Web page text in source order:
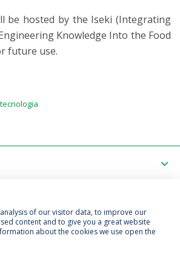
be hosted by the Iseki (Integrating
Knowledge Into the Food
future use.
Termos & Condições
of our visitor data, to improve our
content and to give you a great website
about the cookies we use open the